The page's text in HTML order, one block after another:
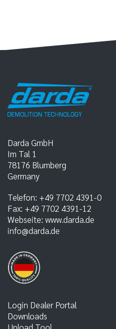
Darda GmbH
Im Tal 1
78176 Blumberg
Germany
Telefon: +49 7702 4391-0
Fax: +49 7702 4391-12
Webseite: www.darda.de
info@darda.de
Login Dealer Portal
Downloads